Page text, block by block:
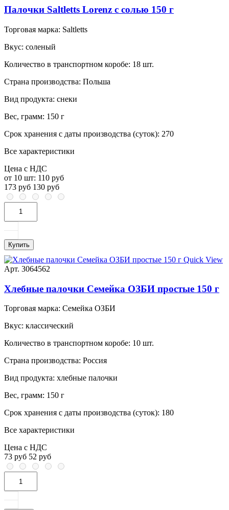
Палочки Saltletts Lorenz с солью 150 г
Торговая марка: Saltletts
Вкус: соленый
Количество в транспортном коробе: 18 шт.
Страна производства: Польша
Вид продукта: снеки
Вес, грамм: 150 г
Срок хранения с даты производства (суток): 270
Все характеристики
Цена с НДС
от 10 шт: 110 руб
173 руб 130 руб
Купить
Quick View
Арт. 3064562
Хлебные палочки Семейка ОЗБИ простые 150 г
Торговая марка: Семейка ОЗБИ
Вкус: классический
Количество в транспортном коробе: 10 шт.
Страна производства: Россия
Вид продукта: хлебные палочки
Вес, грамм: 150 г
Срок хранения с даты производства (суток): 180
Все характеристики
Цена с НДС
73 руб 52 руб